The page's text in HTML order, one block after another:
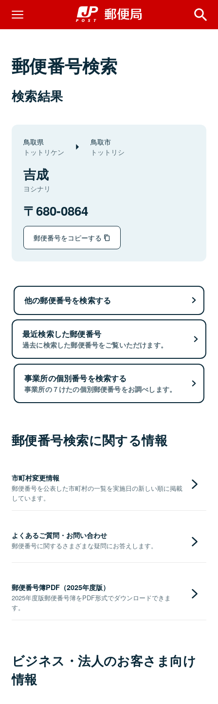
郵便番号検索
検索結果
鳥取県
トットリケン
鳥取市
トットリシ
吉成
ヨシナリ
680-0864
郵便番号をコピーする
他の郵便番号を検索する
最近検索した郵便番号
過去に検索した郵便番号をご覧いただけます。
事業所の個別番号を検索する
事業所の７けたの個別郵便番号をお調べします。
郵便番号検索に関する情報
市町村変更情報
郵便番号を公表した市町村の一覧を実施日の新しい順に掲載
しています。
よくあるご質問・お問い合わせ
郵便番号に関するさまざまな疑問にお答えします。
郵便番号簿PDF（2025年度版）
2025年度版郵便番号簿をPDF形式でダウンロードできま
す。
ビジネス・法人のお客さま向け
情報